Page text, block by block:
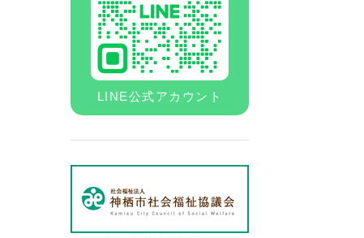
LINE公式アカウント